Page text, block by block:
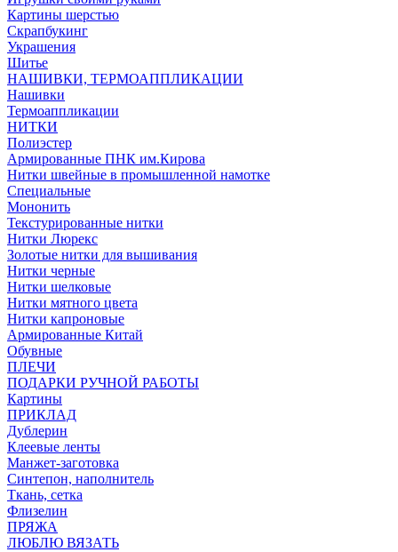
Картины шерстью
Скрапбукинг
Украшения
Шитье
НАШИВКИ, ТЕРМОАППЛИКАЦИИ
Нашивки
Термоаппликации
НИТКИ
Полиэстер
Армированные ПНК им.Кирова
Нитки швейные в промышленной намотке
Специальные
Мононить
Текстурированные нитки
Нитки Люрекс
Золотые нитки для вышивания
Нитки черные
Нитки шелковые
Нитки мятного цвета
Нитки капроновые
Армированные Китай
Обувные
ПЛЕЧИ
ПОДАРКИ РУЧНОЙ РАБОТЫ
Картины
ПРИКЛАД
Дублерин
Клеевые ленты
Манжет-заготовка
Синтепон, наполнитель
Ткань, сетка
Флизелин
ПРЯЖА
ЛЮБЛЮ ВЯЗАТЬ